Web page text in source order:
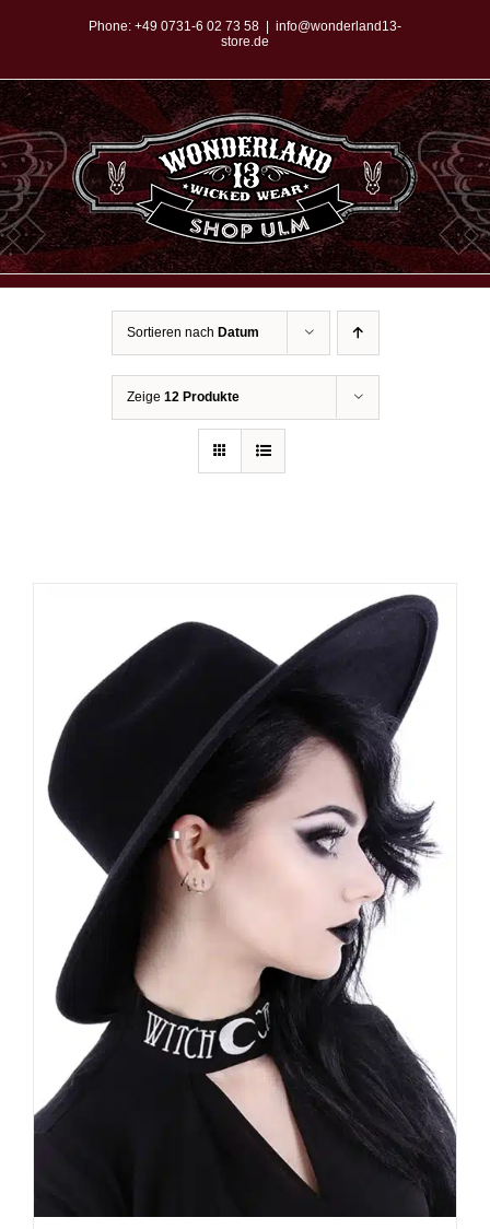
springen
Phone: +49 0731-6 02 73 58
info@wonderland13-
store.de
Sortieren nach Datum
Zeige 12 Produkte